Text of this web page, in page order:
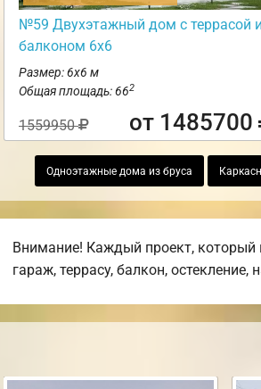
№59 Двухэтажный дом с террасой
балконом 6х6
Размер: 6х6 м
Общая площадь: 662
1559950 от 1485700
Одноэтажные дома из бруса
Внимание! Каждый проект,
гараж, террасу, балкон, остекление,